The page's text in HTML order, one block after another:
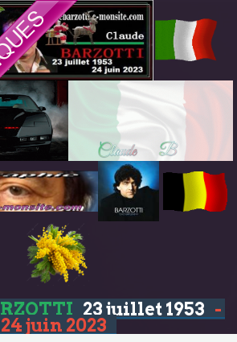
23 juillet 1953 -
24 juin 2023